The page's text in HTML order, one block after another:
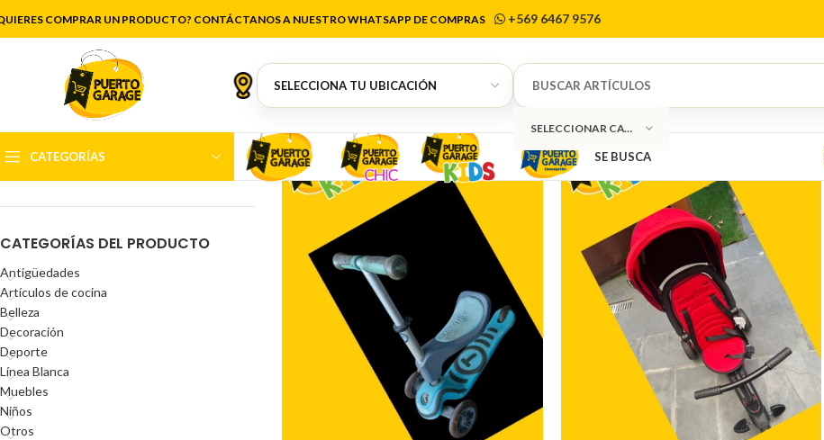
COMPRAR UN PRODUCTO? CONTÁCTANOS A NUESTRO WHATSAPP DE COMPRAS +569 6467 9576
SELECCIONAR CATEGORÍA
CATEGORÍAS SE BUSCA
SmarTrike
FILTRAR POR PRECIO
FILTRAR
Precio:$20.000—
CATEGORÍAS DEL PRODUCTO
Antigüedades
Artículos de cocina
Belleza
Decoración
Deporte
Línea Blanca
Muebles
Niños
Otros